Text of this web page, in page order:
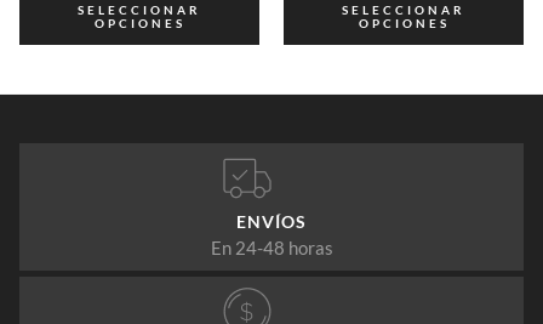
SELECCIONAR
OPCIONES
SELECCIONAR
OPCIONES
ENVÍOS
En 24-48 horas